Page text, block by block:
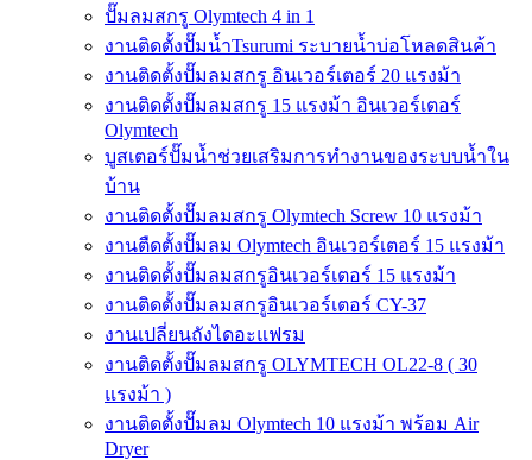
ปั๊มลมสกรู Olymtech 4 in 1
งานติดตั้งปั๊มน้ำTsurumi ระบายน้ำบ่อโหลดสินค้า
งานติดตั้งปั๊มลมสกรู อินเวอร์เตอร์ 20 แรงม้า
งานติดตั้งปั๊มลมสกรู 15 แรงม้า อินเวอร์เตอร์
Olymtech
บูสเตอร์ปั๊มน้ำช่วยเสริมการทำงานของระบบน้ำใน
บ้าน
งานติดตั้งปั๊มลมสกรู Olymtech Screw 10 แรงม้า
งานตืดตั้งปั๊มลม Olymtech อินเวอร์เตอร์ 15 แรงม้า
งานติดตั้งปั๊มลมสกรูอินเวอร์เตอร์ 15 แรงม้า
งานติดตั้งปั๊มลมสกรูอินเวอร์เตอร์ CY-37
งานเปลี่ยนถังไดอะแฟรม
งานติดตั้งปั๊มลมสกรู OLYMTECH OL22-8 ( 30
แรงม้า )
งานติดตั้งปั๊มลม Olymtech 10 แรงม้า พร้อม Air
Dryer